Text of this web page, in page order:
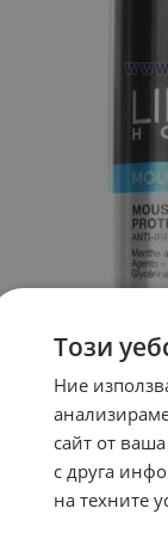
Този
Ние
сайт от
с друга
на техните